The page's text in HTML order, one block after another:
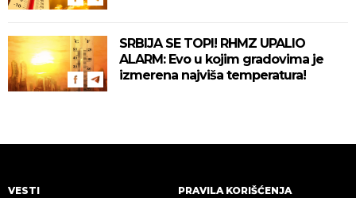
SRBIJA SE TOPI! RHMZ UPALIO
ALARM: Evo u kojim gradovima je
izmerena najviša temperatura!
VESTI PRAVILA KORIŠĆENJA